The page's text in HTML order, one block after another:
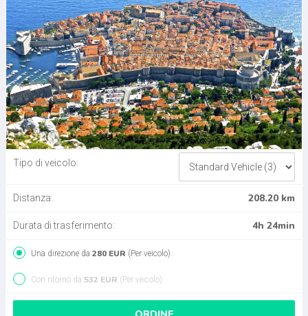
Tipo di veicolo:
Distanza: 208.20 km
Durata di trasferimento: 4h 24min
Una direzione da 280 EUR (Per veicolo)
Con ritorno da 532 EUR (Per veicolo)